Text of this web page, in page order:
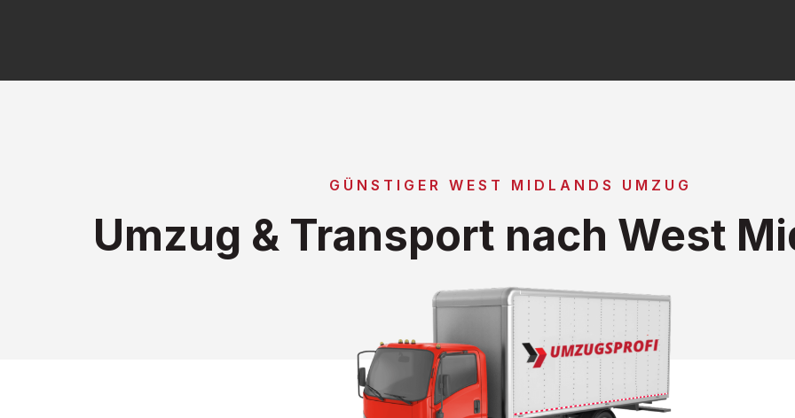
GÜNSTIGER WEST MIDLANDS UMZUG
Umzug & Transport nach West